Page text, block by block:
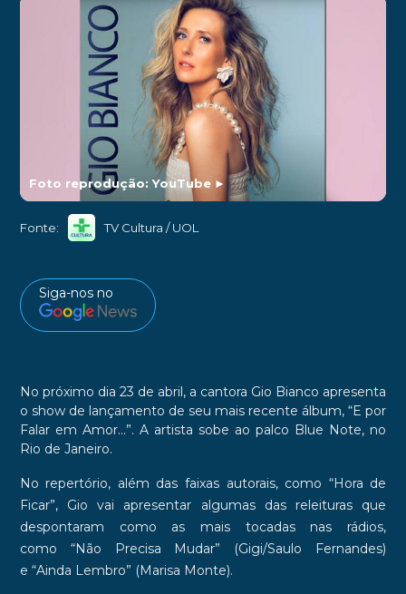
Foto reprodução: YouTube►
Fonte: TV Cultura / UOL
Siga-nos no
No próximo dia 23 de abril, a cantora Gio Bianco apresenta
o show de lançamento de seu mais recente álbum,“E por
Falar em Amor…”. A artista sobe ao palco Blue Note, no
Rio de Janeiro.
No repertório, além das faixas autorais, como “Hora de
Ficar”, Gio vai apresentar algumas das releituras que
despontaram como as mais tocadas nas rádios,
como “Não Precisa Mudar” (Gigi/Saulo Fernandes)
e “Ainda Lembro” (Marisa Monte).